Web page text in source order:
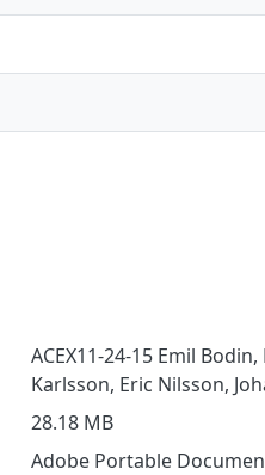
ACEX11-24-15 Emil
Karlsson, Eric Nilsson,
28.18 MB
Adobe Portable